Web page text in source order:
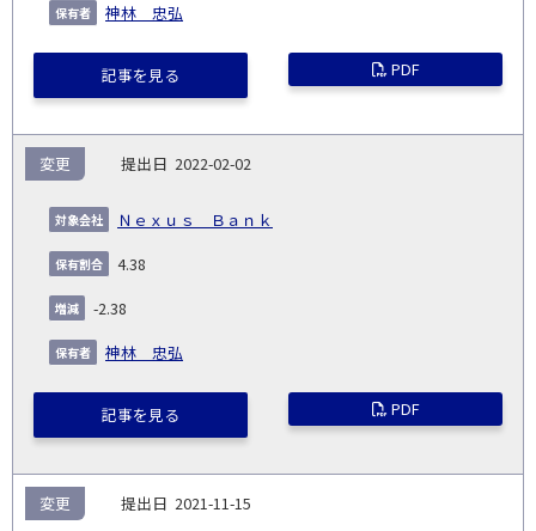
神林 忠弘
記事を見る PDF
2022-02-02
Ｎｅｘｕｓ Ｂａｎｋ
変更
4.38
-2.38
神林 忠弘
記事を見る PDF
2021-11-15
変更